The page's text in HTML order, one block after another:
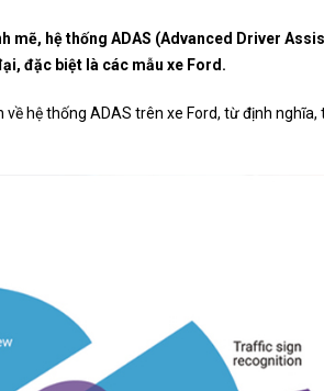
mẽ, hệ thống ADAS (Advanced Driver
đặc biệt là các mẫu xe Ford.
hệ thống ADAS trên xe Ford, từ định